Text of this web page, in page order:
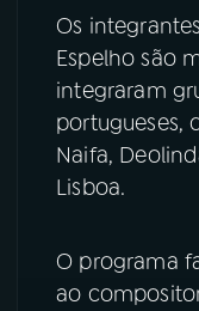
Instagram
Os
Espelho são
integraram
portugueses,
Naifa,
Lisboa.
O programa
ao